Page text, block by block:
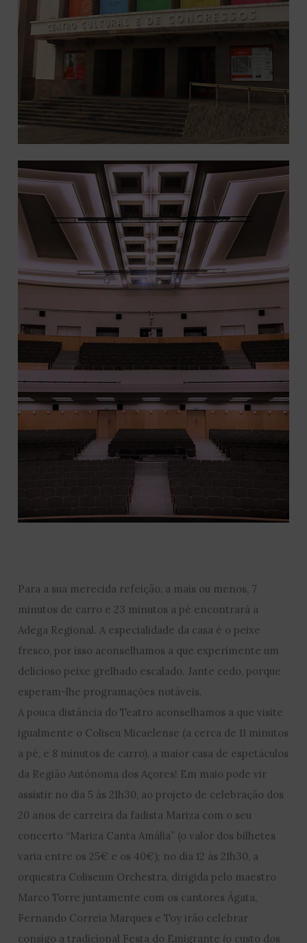
Para a sua merecida refeição, a mais ou menos, 7
minutos de carro e 23 minutos a pé encontrará a
Adega Regional. A especialidade da casa é o peixe
fresco, por isso aconselhamos a que experimente um
delicioso peixe grelhado escalado. Jante cedo, porque
esperam-lhe programações notáveis.
A pouca distância do Teatro aconselhamos a que visite
igualmente o Coliseu Micaelense (a cerca de 11 minutos
a pé, e 8 minutos de carro), a maior casa de espetáculos
da Região Autónoma dos Açores! Em maio pode vir
assistir no dia 5 às 21h30, ao projeto de celebração dos
20 anos de carreira da fadista Mariza com o seu
concerto “Mariza Canta Amália” (o valor dos bilhetes
varia entre os 25€ e os 40€); no dia 12 às 21h30, a
orquestra Coliseum Orchestra, dirigida pelo maestro
Marco Torre juntamente com os cantores Ágata,
Fernando Correia Marques e Toy irão celebrar
consigo a tradicional Festa do Emigrante (o custo dos